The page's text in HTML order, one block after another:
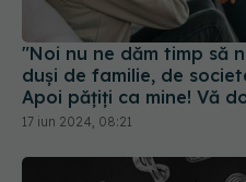
"Noi nu ne dăm timp să
duși de familie, de
Apoi pățiți ca mine! Vă
atunci când aveți nevoie,
17 iun 2024, 08:21